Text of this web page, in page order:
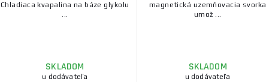
Chladiaca kvapalina na báze glykolu
...
SKLADOM
u dodávateľa
magnetická uzemňovacia svorka
umož ...
SKLADOM
u dodávateľa